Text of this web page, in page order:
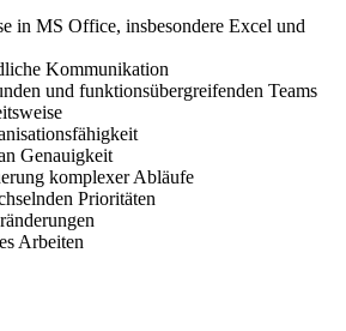
in MS Office, insbesondere Excel und
Kommunikation
und funktionsübergreifenden Teams
Genauigkeit
komplexer Abläufe
Prioritäten
Arbeiten